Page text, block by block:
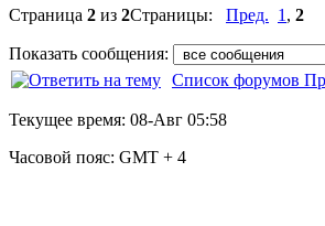
Страница 2 из 2Страницы: Пред. 1 , 2
Показать сообщения:
Список форумов
Текущее время: 08-Авг 05:58
Часовой пояс: GMT + 4